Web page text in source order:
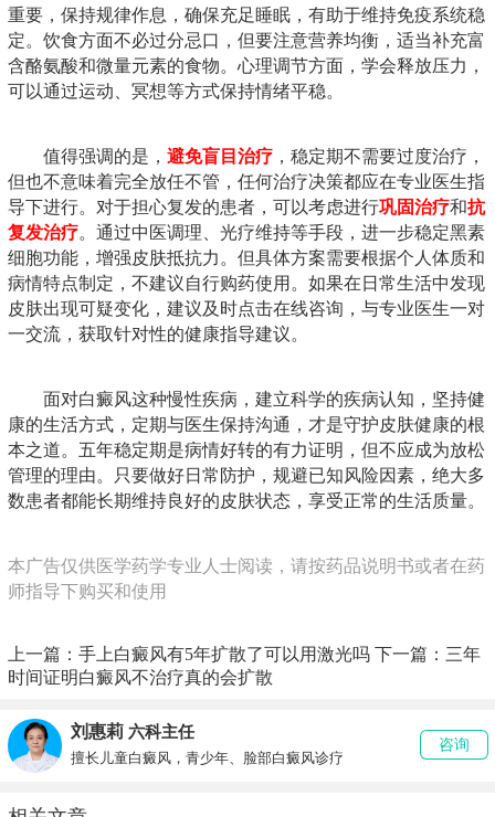
重要，保持规律作息，确保充足睡眠，有助于维持免疫系统稳
定。饮食方面不必过分忌口，但要注意营养均衡，适当补充富
含酪氨酸和微量元素的食物。心理调节方面，学会释放压力，
可以通过运动、冥想等方式保持情绪平稳。
值得强调的是， 避免盲目治疗 ，稳定期不需要过度治疗，
但也不意味着完全放任不管，任何治疗决策都应在专业医生指
导下进行。对于担心复发的患者，可以考虑进行巩固治疗和抗
复发治疗。通过中医调理、光疗维持等手段，进一步稳定黑素
细胞功能，增强皮肤抵抗力。但具体方案需要根据个人体质和
病情特点制定，不建议自行购药使用。如果在日常生活中发现
皮肤出现可疑变化，建议及时点击在线咨询，与专业医生一对
一交流，获取针对性的健康指导建议。
面对白癜风这种慢性疾病，建立科学的疾病认知，坚持健
康的生活方式，定期与医生保持沟通，才是守护皮肤健康的根
本之道。五年稳定期是病情好转的有力证明，但不应成为放松
管理的理由。只要做好日常防护，规避已知风险因素，绝大多
数患者都能长期维持良好的皮肤状态，享受正常的生活质量。
本广告仅供医学药学专业人士阅读，请按药品说明书或者在药
师指导下购买和使用
上一篇： 手上白癜风有5年扩散了可以用激光吗 下一篇： 三年
时间证明白癜风不治疗真的会扩散
刘惠莉 六科主任
擅长儿童白癜风，青少年、脸部白癜风诊疗
咨询